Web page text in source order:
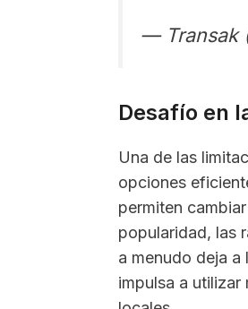
— Transak
Desafío en
Una de las
opciones
permiten
popularidad, las
a menudo deja
impulsa a